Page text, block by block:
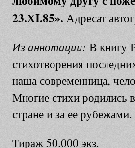
23.ХI.85». Адресат
Из аннотации: В книгу
стихотворения
наша современница,
Многие стихи родились
стране и за ее рубежами.
Тираж 50.000 экз.